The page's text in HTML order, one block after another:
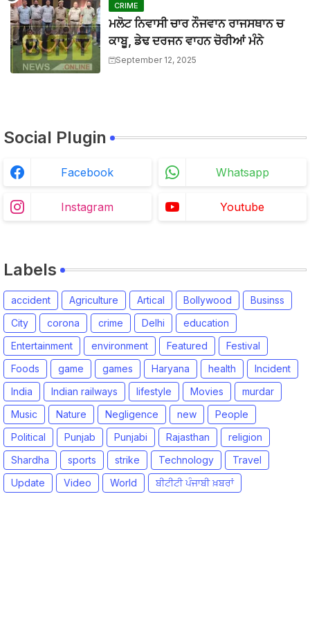
BTTNEWS-Jun 28 2026
CRIME
ਮਲੋਟ ਨਿਵਾਸੀ ਚਾਰ ਨੌਜਵਾਨ ਰਾਜਸਥਾਨ ਚ
ਕਾਬੂ, ਡੇਢ ਦਰਜਨ ਵਾਹਨ ਚੋਰੀਆਂ ਮੰਨੇ
September 12, 2025
Social Plugin
Facebook Whatsapp
Instagram Youtube
Labels
accident Agriculture Artical Bollywood
Businss
City
corona crime Delhi
education
Entertainment
environment Featured
Festival
Foods
game games Haryana health
Incident
India
Indian railways lifestyle Movies
murdar
Music
Nature Negligence new
People
Political
Punjab Punjabi Rajasthan
religion
Shardha
sports strike Technology
Travel
Update
Video World ਬੀਟੀਟੀ ਪੰਜਾਬੀ ਖ਼ਬਰਾਂ